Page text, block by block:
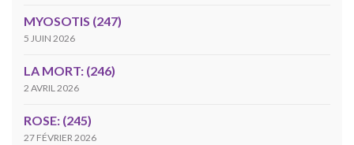
MYOSOTIS (247)
5 JUIN 2026
LA MORT: (246)
2 AVRIL 2026
ROSE: (245)
27 FÉVRIER 2026